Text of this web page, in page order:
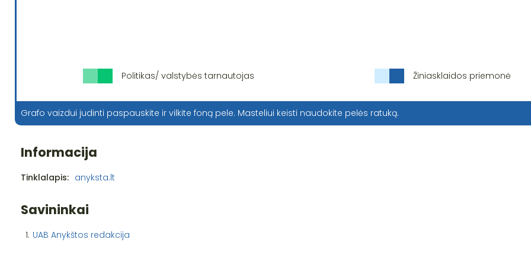
Politikas/ valstybės tarnautojas Žiniasklaidos priemonė
Grafo vaizdui judinti paspauskite ir vilkite foną pele. Masteliui keisti naudokite pelės ratuką.
Informacija
Tinklalapis: anyksta.lt
Savininkai
1. UAB Anykštos redakcija